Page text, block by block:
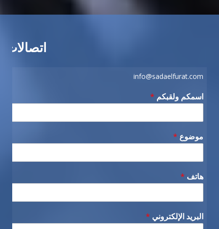
اتصالات
info@sadaelfurat.com
اسمكم ولقبكم *
موضوع *
هاتف *
البريد الإلكتروني *